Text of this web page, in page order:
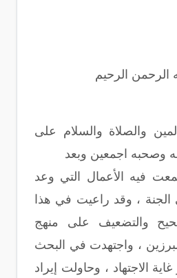
الرحمن الرحيم
والصلاة والسلام على
فيه الأعمال التي وعد
، وقد راعيت في هذا
والتضعيف على منهج
، واجتهدت في البحث
الاجتهاد ، وحاولت إيراد